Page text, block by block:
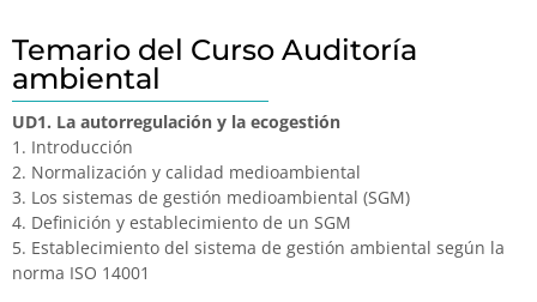
Temario del Curso Auditoría
ambiental
UD1. La autorregulación y la ecogestión
1. Introducción
2. Normalización y calidad medioambiental
3. Los sistemas de gestión medioambiental (SGM)
4. Definición y establecimiento de un SGM
5. Establecimiento del sistema de gestión ambiental según la
norma ISO 14001